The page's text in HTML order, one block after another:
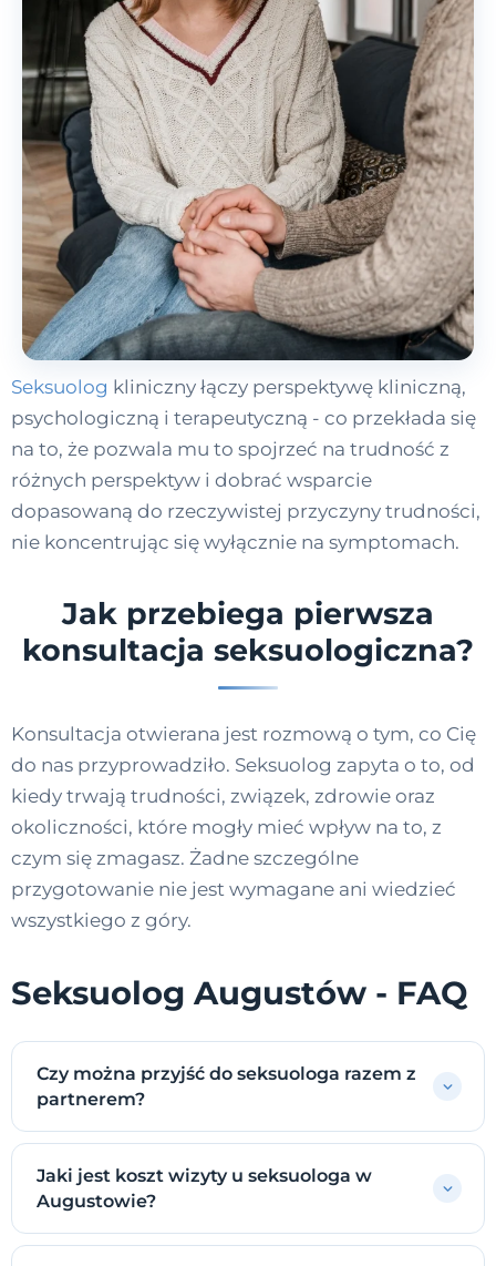
Seksuolog kliniczny łączy perspektywę kliniczną,
psychologiczną i terapeutyczną - co przekłada się
na to, że pozwala mu to spojrzeć na trudność z
różnych perspektyw i dobrać wsparcie
dopasowaną do rzeczywistej przyczyny trudności,
nie koncentrując się wyłącznie na symptomach.
Jak przebiega pierwsza
konsultacja seksuologiczna?
Konsultacja otwierana jest rozmową o tym, co Cię
do nas przyprowadziło. Seksuolog zapyta o to, od
kiedy trwają trudności, związek, zdrowie oraz
okoliczności, które mogły mieć wpływ na to, z
czym się zmagasz. Żadne szczególne
przygotowanie nie jest wymagane ani wiedzieć
wszystkiego z góry.
Seksuolog Augustów - FAQ
Czy można przyjść do seksuologa razem z
partnerem?
Jaki jest koszt wizyty u seksuologa w
Augustowie?